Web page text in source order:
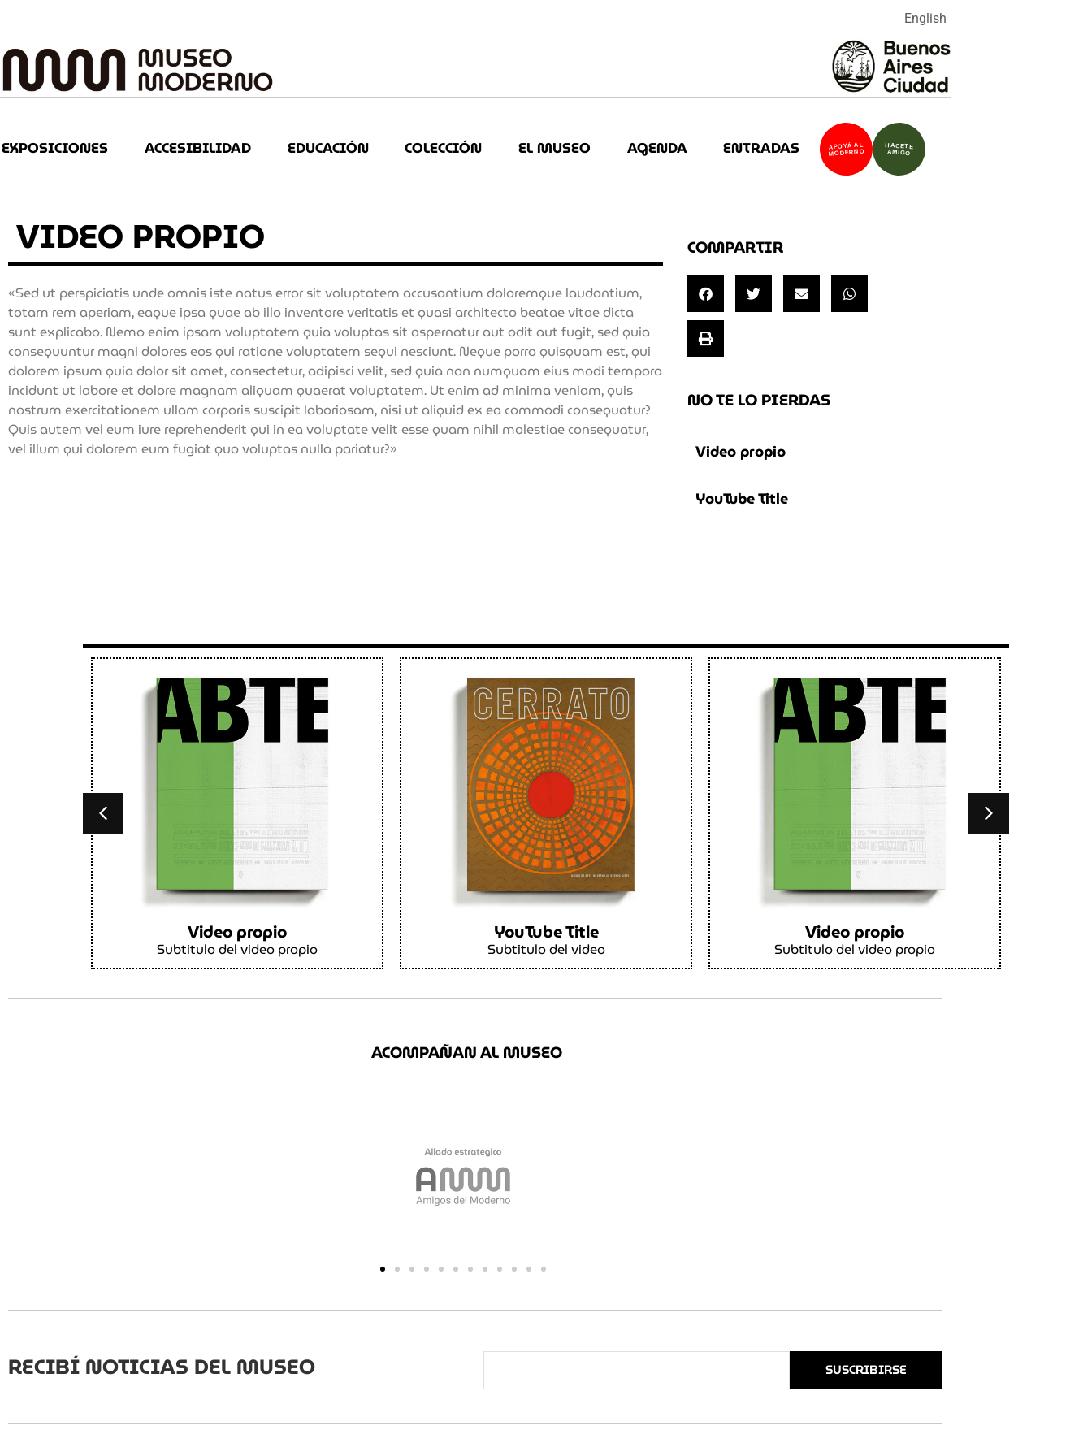
English
EXPOSICIONES ACCESIBILIDAD EDUCACIÓN COLECCIÓN EL MUSEO AGENDA ENTRADAS APOYÁ AL
MODERNO
HACETE
AMIGO
VIDEO PROPIO
«Sed ut perspiciatis unde omnis iste natus error sit voluptatem accusantium doloremque laudantium,
totam rem aperiam, eaque ipsa quae ab illo inventore veritatis et quasi architecto beatae vitae dicta
sunt explicabo. Nemo enim ipsam voluptatem quia voluptas sit aspernatur aut odit aut fugit, sed quia
consequuntur magni dolores eos qui ratione voluptatem sequi nesciunt. Neque porro quisquam est, qui
dolorem ipsum quia dolor sit amet, consectetur, adipisci velit, sed quia non numquam eius modi tempora
incidunt ut labore et dolore magnam aliquam quaerat voluptatem. Ut enim ad minima veniam, quis
nostrum exercitationem ullam corporis suscipit laboriosam, nisi ut aliquid ex ea commodi consequatur?
Quis autem vel eum iure reprehenderit qui in ea voluptate velit esse quam nihil molestiae consequatur,
vel illum qui dolorem eum fugiat quo voluptas nulla pariatur?»
COMPARTIR
NO TE LO PIERDAS
Video propio
YouTube Title
Video propio
Subtitulo del video propio
YouTube Title
Subtitulo del video
Video propio
Subtitulo del video propio
ACOMPAÑAN AL MUSEO
RECIBÍ NOTICIAS DEL MUSEO SUSCRIBIRSE